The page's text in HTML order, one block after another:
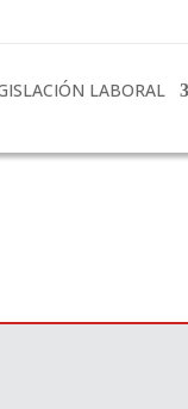
LABORAL